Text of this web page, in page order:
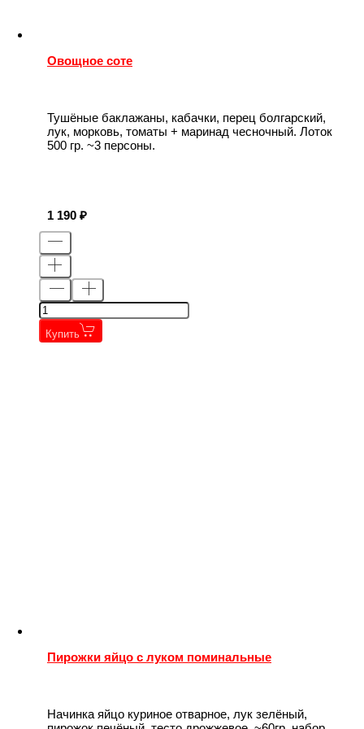
Овощное соте
Тушёные баклажаны, кабачки, перец болгарский,
лук, морковь, томаты + маринад чесночный. Лоток
500 гр. ~3 персоны.
1 190
Купить
Пирожки яйцо с луком поминальные
Начинка яйцо куриное отварное, лук зелёный,